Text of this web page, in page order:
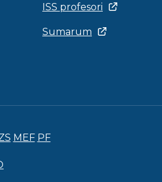
ISS profesori
Sumarum
MEF PF